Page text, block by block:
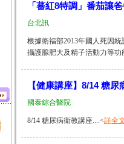
「蕃紅8特調」番茄讓
台北訊
根據衛福部2013年國人死因
攝護腺肥大及精子活動力等功
【健康講座】8/14 糖尿
國泰綜合醫院
8/14 糖尿病衛教講座....<詳全